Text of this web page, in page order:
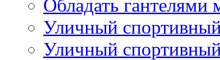
Обладать гантелями
Уличный
Уличный